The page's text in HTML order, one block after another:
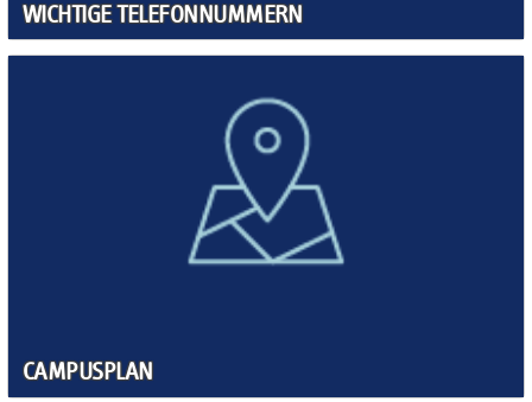
WICHTIGE TELEFONNUMMERN
CAMPUSPLAN